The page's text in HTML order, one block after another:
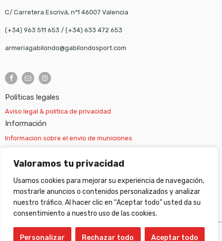
Valoramos tu privacidad
Usamos cookies para mejorar su experiencia de navegación,
mostrarle anuncios o contenidos personalizados y analizar
nuestro tráfico. Al hacer clic en “Aceptar todo” usted da su
consentimiento a nuestro uso de las cookies.
Personalizar Rechazar todo Aceptar todo
C/ Carretera Escrivá, nº1 46007 Valencia
(+34) 963 511 653 / (+34) 633 472 653
armeriagabilondo@gabilondosport.com
Políticas legales
Aviso legal & política de privacidad
Información
Informacion sobre el envío de municiones
Información sobre el envío de armas
Cambios y devoluciones
Suscripción newsletter